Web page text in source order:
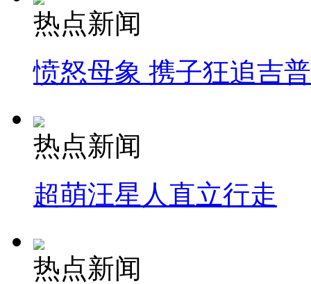
热点新闻
愤怒母象 携子狂追吉
热点新闻
超萌汪星人直立行走
热点新闻